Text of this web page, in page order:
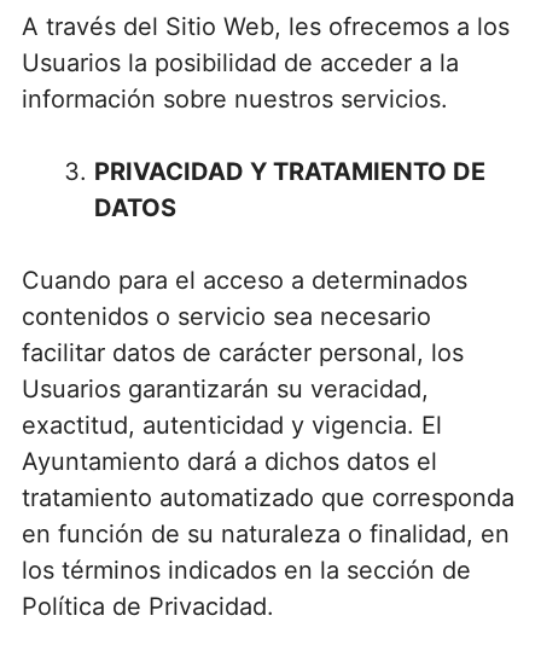
A través del Sitio Web, les ofrecemos a los
Usuarios la posibilidad de acceder a la
información sobre nuestros servicios.
PRIVACIDAD Y TRATAMIENTO DE
DATOS
Cuando para el acceso a determinados
contenidos o servicio sea necesario
facilitar datos de carácter personal, los
Usuarios garantizarán su veracidad,
exactitud, autenticidad y vigencia. El
Ayuntamiento dará a dichos datos el
tratamiento automatizado que corresponda
en función de su naturaleza o finalidad, en
los términos indicados en la sección de
Política de Privacidad.